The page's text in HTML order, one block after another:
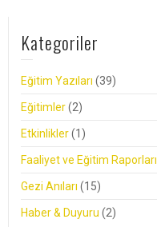
Kategoriler
Eğitim Yazıları (39)
Eğitimler(2)
Etkinlikler(1)
Faaliyet ve Eğitim Raporları
Gezi Anıları (15)
Haber & Duyuru (2)